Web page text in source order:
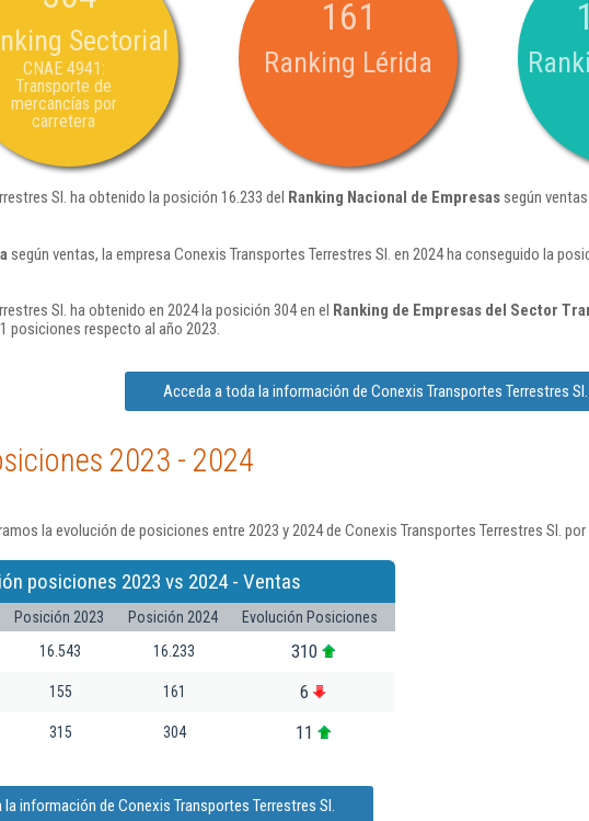
Sectorial
CNAE 4941:
Transporte de
mercancías por
carretera
161
Ranking Lérida
Sl. ha obtenido la posición 16.233 del Ranking Nacional de Empresassegún
según ventas, la empresa Conexis Transportes Terrestres Sl. en 2024 ha conseguido la
Sl. ha obtenido en 2024 la posición 304 en el Ranking de Empresas del Sector
posiciones respecto al año 2023.
Acceda a toda la información de Conexis Transportes Terrestres Sl.
2023 - 2024
la evolución de posiciones entre 2023 y 2024 de Conexis Transportes Terrestres Sl.
posiciones 2023 vs 2024 - Ventas
Posición 2023 Posición 2024
Evolución Posiciones
16.543 16.233 310
155 161 6
315 304 11
información de Conexis Transportes Terrestres Sl.